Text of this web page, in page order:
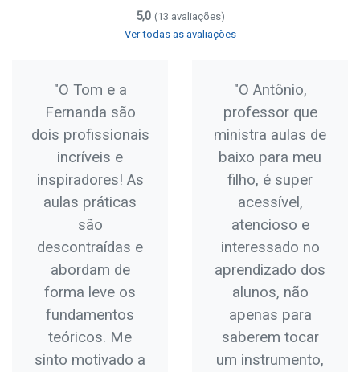
5,0 (13 avaliações)
Ver todas as avaliações
"O Tom e a
Fernanda são
dois profissionais
incríveis e
inspiradores! As
aulas práticas
são
descontraídas e
abordam de
forma leve os
fundamentos
teóricos. Me
sinto motivado a
"O Antônio,
professor que
ministra aulas de
baixo para meu
filho, é super
acessível,
atencioso e
interessado no
aprendizado dos
alunos, não
apenas para
saberem tocar
um instrumento,